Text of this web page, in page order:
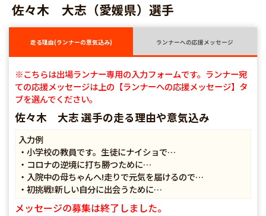
佐々木 大志（愛媛県）選手
走る理由(ランナーの意気込み) ランナーへの応援メッセージ
※こちらは出場ランナー専用の入力フォームです。ランナー宛
ての応援メッセージは上の【ランナーへの応援メッセージ】タ
ブを選んでください。
佐々木 大志 選手の走る理由や意気込み
入力例
・小学校の教員です。生徒にナイショで…
・コロナの逆境に打ち勝つために…
・入院中の母ちゃんへ!走りで元気を届けるので…
・初挑戦!新しい自分に出会うために…
メッセージの募集は終了しました。